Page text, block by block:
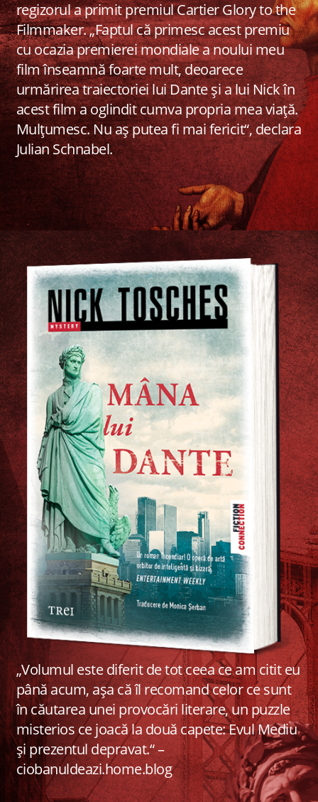
regizorul a primit premiul Cartier Glory to the
Filmmaker. „Faptul că primesc acest premiu
cu ocazia premierei mondiale a noului meu
film înseamnă foarte mult, deoarece
urmărirea traiectoriei lui Dante și a lui Nick în
acest film a oglindit cumva propria mea viață.
Mulțumesc. Nu aș putea fi mai fericit“, declara
Julian Schnabel.
„Volumul este diferit de tot ceea ce am citit eu
până acum, așa că îl recomand celor ce sunt
în căutarea unei provocări literare, un puzzle
misterios ce joacă la două capete: Evul Mediu
și prezentul depravat.“ –
ciobanuldeazi.home.blog